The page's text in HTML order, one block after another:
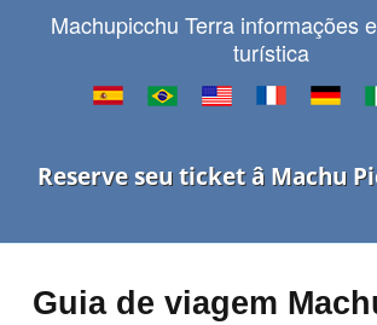
Machupicchu Terra informações
turística
Reserve seu ticket â Machu
Guia de viagem